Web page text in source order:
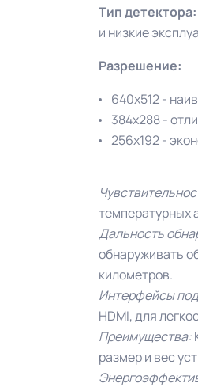
Тип детектора:
и низкие
Разрешение:
640x512 -
384x288 -
256x192 -
температурных
Дальность
обнаруживать
километров.
Интерфейсы
HDMI, для
Преимущества:
размер и вес